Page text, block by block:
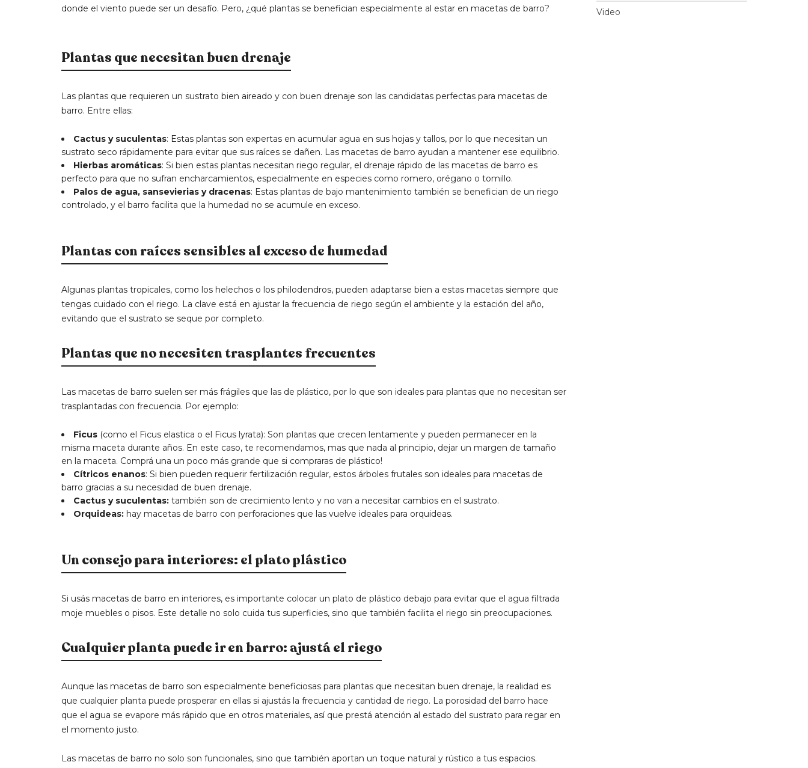
donde el viento puede ser un desafío. Pero, ¿qué plantas se benefician especialmente al estar en macetas de barro?
Plantas que necesitan buen drenaje
Las plantas que requieren un sustrato bien aireado y con buen drenaje son las candidatas perfectas para macetas de
barro. Entre ellas:
Cactus y suculentas: Estas plantas son expertas en acumular agua en sus hojas y tallos, por lo que necesitan un
sustrato seco rápidamente para evitar que sus raíces se dañen. Las macetas de barro ayudan a mantener ese equilibrio.
Hierbas aromáticas: Si bien estas plantas necesitan riego regular, el drenaje rápido de las macetas de barro es
perfecto para que no sufran encharcamientos, especialmente en especies como romero, orégano o tomillo.
Palos de agua, sansevierias y dracenas: Estas plantas de bajo mantenimiento también se benefician de un riego
controlado, y el barro facilita que la humedad no se acumule en exceso.
Plantas con raíces sensibles al exceso de humedad
Algunas plantas tropicales, como los helechos o los philodendros, pueden adaptarse bien a estas macetas siempre que
tengas cuidado con el riego. La clave está en ajustar la frecuencia de riego según el ambiente y la estación del año,
evitando que el sustrato se seque por completo.
Plantas que no necesiten trasplantes frecuentes
Las macetas de barro suelen ser más frágiles que las de plástico, por lo que son ideales para plantas que no necesitan ser
trasplantadas con frecuencia. Por ejemplo:
Ficus (como el Ficus elastica o el Ficus lyrata): Son plantas que crecen lentamente y pueden permanecer en la
misma maceta durante años. En este caso, te recomendamos, mas que nada al principio, dejar un margen de tamaño
en la maceta. Comprá una un poco más grande que si compraras de plástico!
Cítricos enanos: Si bien pueden requerir fertilización regular, estos árboles frutales son ideales para macetas de
barro gracias a su necesidad de buen drenaje.
Cactus y suculentas: también son de crecimiento lento y no van a necesitar cambios en el sustrato.
Orquideas: hay macetas de barro con perforaciones que las vuelve ideales para orquideas.
Un consejo para interiores: el plato plástico
Si usás macetas de barro en interiores, es importante colocar un plato de plástico debajo para evitar que el agua filtrada
moje muebles o pisos. Este detalle no solo cuida tus superficies, sino que también facilita el riego sin preocupaciones.
Cualquier planta puede ir en barro: ajustá el riego
Aunque las macetas de barro son especialmente beneficiosas para plantas que necesitan buen drenaje, la realidad es
que cualquier planta puede prosperar en ellas si ajustás la frecuencia y cantidad de riego. La porosidad del barro hace
que el agua se evapore más rápido que en otros materiales, así que prestá atención al estado del sustrato para regar en
el momento justo.
Las macetas de barro no solo son funcionales, sino que también aportan un toque natural y rústico a tus espacios.
Video